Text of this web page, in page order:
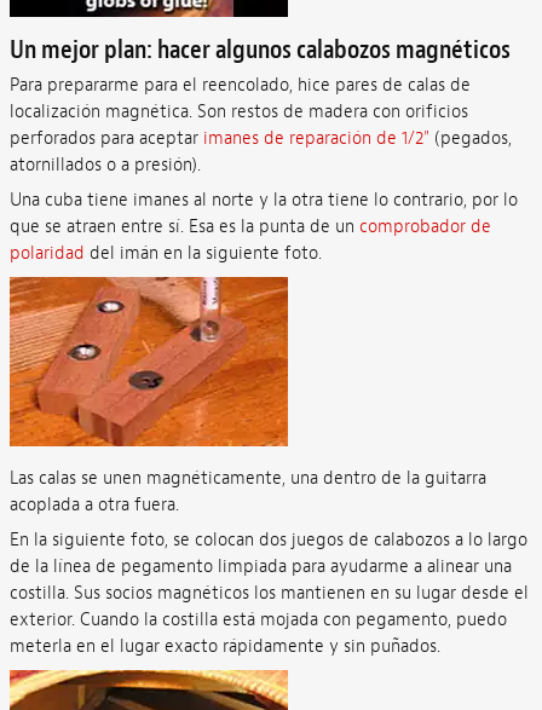
Un mejor plan: hacer algunos calabozos magnéticos
Para prepararme para el reencolado, hice pares de calas de
localización magnética. Son restos de madera con orificios
perforados para aceptar imanes de reparación de 1/2" (pegados,
atornillados o a presión).
Una cuba tiene imanes al norte y la otra tiene lo contrario, por lo
que se atraen entre sí. Esa es la punta de un comprobador de
polaridad del imán en la siguiente foto.
Las calas se unen magnéticamente, una dentro de la guitarra
acoplada a otra fuera.
En la siguiente foto, se colocan dos juegos de calabozos a lo largo
de la línea de pegamento limpiada para ayudarme a alinear una
costilla. Sus socios magnéticos los mantienen en su lugar desde el
exterior. Cuando la costilla está mojada con pegamento, puedo
meterla en el lugar exacto rápidamente y sin puñados.